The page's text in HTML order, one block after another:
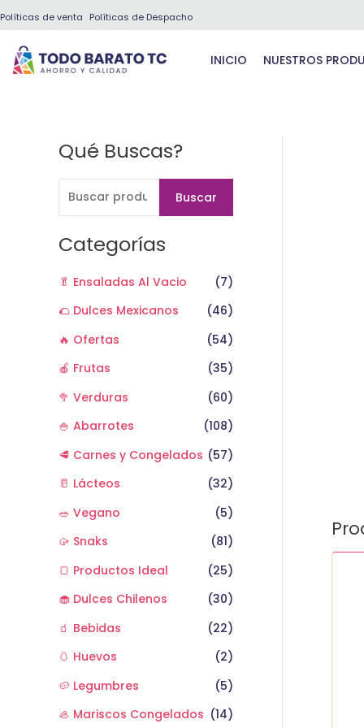
al
contenido
Políticas de venta Políticas de Despacho
INICIO NUESTROS
Qué Buscas?
B
c
a
p
o
Buscar
Categorías
🥬 Ensaladas Al Vacio
(7)
🌮 Dulces Mexicanos
(46)
🔥 Ofertas
(54)
🍎 Frutas
(35)
🥦 Verduras
(60)
🍚 Abarrotes
(108)
🥩 Carnes y Congelados (57)
🥛 Lácteos
(32)
🥗 Vegano
(5)
🥠 Snaks
(81)
🍞 Productos Ideal
(25)
🧁 Dulces Chilenos
(30)
🧃 Bebidas
(22)
🥚 Huevos
(2)
🥔 Legumbres
(5)
🦪 Mariscos Congelados (14)